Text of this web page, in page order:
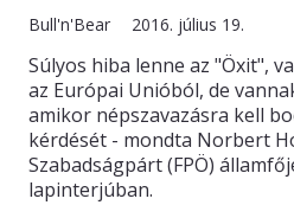
Bull'n'Bear 2016. július 19.
Súlyos hiba lenne az "Öxit",
az Európai Unióból, de
amikor népszavazásra kell
kérdését - mondta Norbert
Szabadságpárt (FPÖ)
lapinterjúban.